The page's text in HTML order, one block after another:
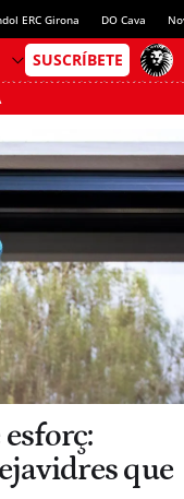
ERC Girona DO Cava
que